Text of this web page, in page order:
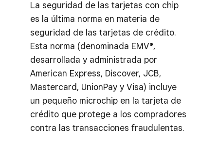
La seguridad de las tarjetas con chip
es la última norma en materia de
seguridad de las tarjetas de crédito.
Esta norma (denominada EMV®,
desarrollada y administrada por
American Express, Discover, JCB,
Mastercard, UnionPay y Visa) incluye
un pequeño microchip en la tarjeta de
crédito que protege a los compradores
contra las transacciones fraudulentas.